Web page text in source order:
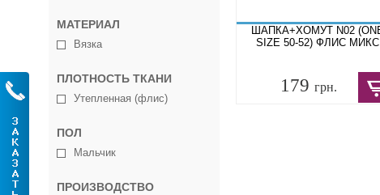
МАТЕРИАЛ
Вязка
ПЛОТНОСТЬ ТКАНИ
Утепленная (флис)
ПОЛ
Мальчик
ПРОИЗВОДСТВО
ШАПКА+ХОМУТ N02
SIZE 50-52) ФЛИС МИКС
179 грн.